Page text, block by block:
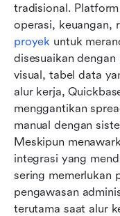
tradisional.
operasi, keuangan,
proyek untuk
disesuaikan
visual, tabel data
alur kerja,
menggantikan
manual dengan
Meskipun
integrasi yang
sering memerlukan
pengawasan
terutama saat alur